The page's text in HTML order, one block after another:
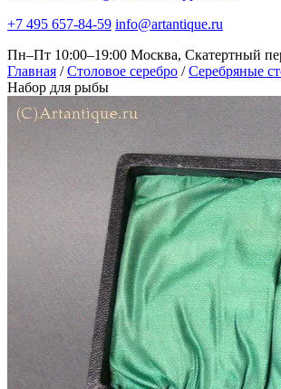
+7 495 657-84-59 info@artantique.ru
Пн–Пт 10:00–19:00 Москва, Скатертный
Главная / Столовое серебро / Серебряные
Набор для рыбы